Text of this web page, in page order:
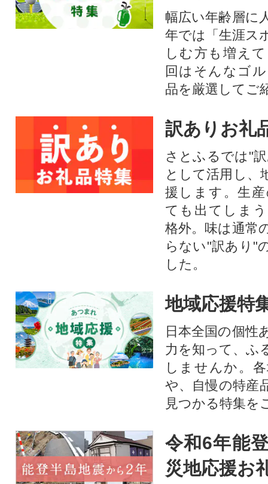
幅広い年齢層に
年では「生涯ス
しむ方も増え
回はそんなゴ
品を厳選してご
訳ありお礼
さとふるでは"
として活用し、
援します。⽣
ても出てしま
格外。味は通常
らない"訳あり"
した。
地域応援特
日本全国の個性
力を知って、ふ
しませんか。
や、自慢の特産
見つかる特集を
令和6年能
災地応援お